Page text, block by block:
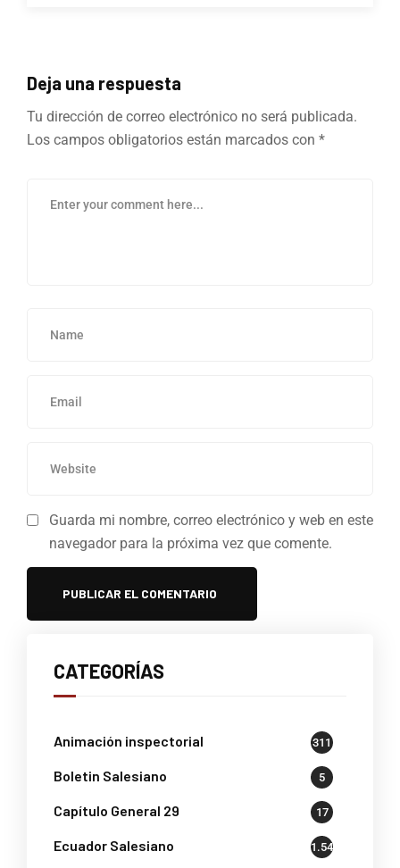
Deja una respuesta
Tu dirección de correo electrónico no será publicada.
Los campos obligatorios están marcados con *
Guarda mi nombre, correo electrónico y web en este
navegador para la próxima vez que comente.
CATEGORÍAS
Animación inspectorial 311
Boletin Salesiano 5
Capítulo General 29 17
Ecuador Salesiano 1.541